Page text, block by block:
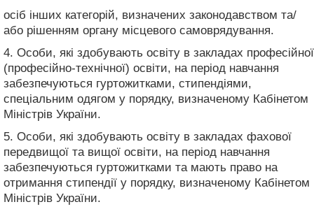
осіб інших категорій, визначених законодавством та/
або рішенням органу місцевого самоврядування.
4. Особи, які здобувають освіту в закладах професійної
(професійно-технічної) освіти, на період навчання
забезпечуються гуртожитками, стипендіями,
спеціальним одягом у порядку, визначеному Кабінетом
Міністрів України.
5. Особи, які здобувають освіту в закладах фахової
передвищої та вищої освіти, на період навчання
забезпечуються гуртожитками та мають право на
отримання стипендії у порядку, визначеному Кабінетом
Міністрів України.